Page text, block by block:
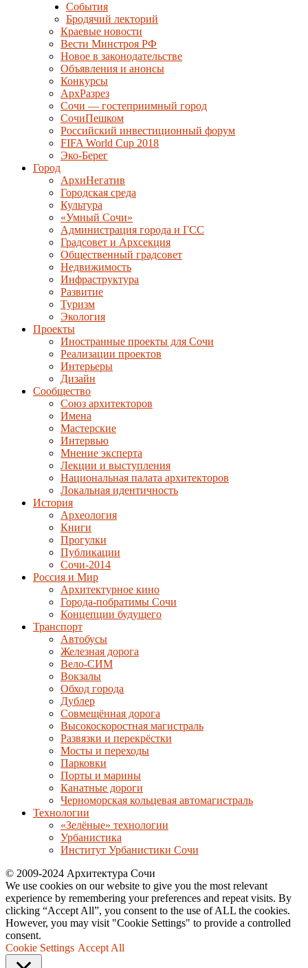
События
Бродячий лекторий
Краевые новости
Вести Минстроя РФ
Новое в законодательстве
Объявления и анонсы
Конкурсы
АрхРазрез
Сочи — гостеприимный город
СочиПешком
Российский инвестиционный форум
FIFA World Cup 2018
Эко-Берег
Город
АрхиНегатив
Городская среда
Культура
«Умный Сочи»
Администрация города и ГСС
Градсовет и Архсекция
Общественный градсовет
Недвижимость
Инфраструктура
Развитие
Туризм
Экология
Проекты
Иностранные проекты для Сочи
Реализации проектов
Интерьеры
Дизайн
Сообщество
Союз архитекторов
Имена
Мастерские
Интервью
Мнение эксперта
Лекции и выступления
Национальная палата архитекторов
Локальная идентичность
История
Археология
Книги
Прогулки
Публикации
Сочи-2014
Россия и Мир
Архитектурное кино
Города-побратимы Сочи
Концепции будущего
Транспорт
Автобусы
Железная дорога
Вело-СИМ
Вокзалы
Обход города
Дублер
Совмещённая дорога
Высокоскоростная магистраль
Развязки и перекрёстки
Мосты и переходы
Парковки
Порты и марины
Канатные дороги
Черноморская кольцевая автомагистраль
Технологии
«Зелёные» технологии
Урбанистика
Институт Урбанистики Сочи
© 2009-2024 Архитектура Сочи
We use cookies on our website to give you the most relevant
experience by remembering your preferences and repeat visits. By
clicking “Accept All”, you consent to the use of ALL the cookies.
However, you may visit "Cookie Settings" to provide a controlled
consent.
Cookie Settings Accept All